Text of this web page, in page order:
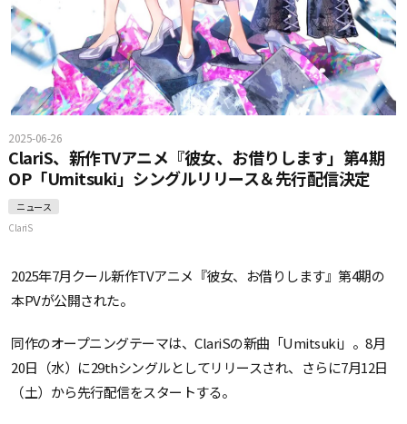
2025-06-26
ClariS、新作TVアニメ『彼女、お借りします」第4期
OP「Umitsuki」シングルリリース＆先行配信決定
ニュース
ClariS
2025年7月クール新作TVアニメ『彼女、お借りします』第4期の
本PVが公開された。
同作のオープニングテーマは、ClariSの新曲「Umitsuki」。8月
20日（水）に29thシングルとしてリリースされ、さらに7月12日
（土）から先行配信をスタートする。